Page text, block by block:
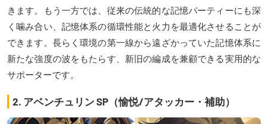
きます。もう一方では、従来の伝統的な記憶パーティーにも深
く噛み合い、記憶体系の循環性能と火力を最適化させることが
できます。長らく環境の第一線から遠ざかっていた記憶体系に
新たな強度の波をもたらす、新旧の編成を兼顧できる実用的な
サポーターです。
2. アベンチュリン SP（愉悦/アタッカー・補助）